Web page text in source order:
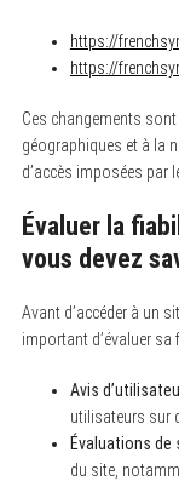
https://
https://
Ces changements
géographiques et à la
d’accès imposées par
Évaluer la
vous devez
Avant d’accéder à un
important d’évaluer
Avis
utilisateurs sur
Évaluations de
du site,